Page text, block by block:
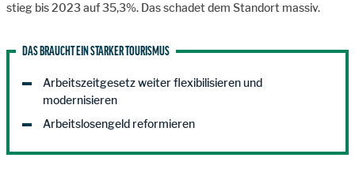
stieg bis 2023 auf 35,3%. Das schadet dem Standort massiv.
DAS BRAUCHT EIN STARKER TOURISMUS
Arbeitszeitgesetz weiter flexibilisieren und
modernisieren
Arbeitslosengeld reformieren